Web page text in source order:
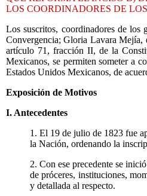
LOS COORDINADORES DE
Los suscritos, coordinadores de
Convergencia; Gloria Lavara
artículo 71, fracción II, de la
Mexicanos, se permiten someter a
Estados Unidos Mexicanos, de
Exposición de Motivos
I. Antecedentes
1. El 19 de julio de 1823 fue
la Nación, ordenando la
2. Con ese precedente se
de próceres, instituciones,
y detallada al respecto.